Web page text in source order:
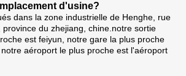
d'usine?
dans la zone industrielle de Henghe, rue
du zhejiang, chine.notre sortie
est feiyun, notre gare la plus proche
aéroport le plus proche est l'aéroport